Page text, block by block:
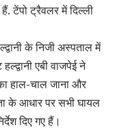
टेंपो ट्रैवलर में दिल्ली
के निजी अस्पताल में
एबी वाजपेई ने
हाल-चाल जाना और
के आधार पर सभी घायल
दिए गए हैं।